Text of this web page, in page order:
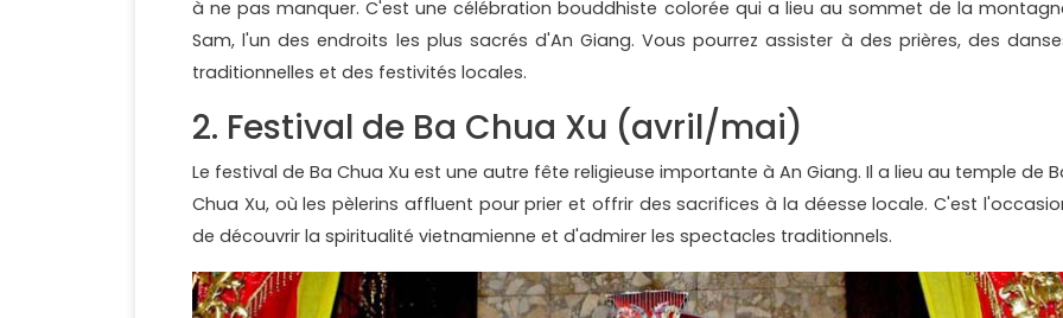
à ne pas manquer. C'est une célébration bouddhiste colorée qui a lieu au sommet de la
Sam, l'un des endroits les plus sacrés d'An Giang. Vous pourrez assister à des prières, des
traditionnelles et des festivités locales.
2. Festival de Ba Chua Xu (avril/mai)
Le festival de Ba Chua Xu est une autre fête religieuse importante à An Giang. Il a lieu au temple de
Chua Xu, où les pèlerins affluent pour prier et offrir des sacrifices à la déesse locale. C'est
de découvrir la spiritualité vietnamienne et d'admirer les spectacles traditionnels.